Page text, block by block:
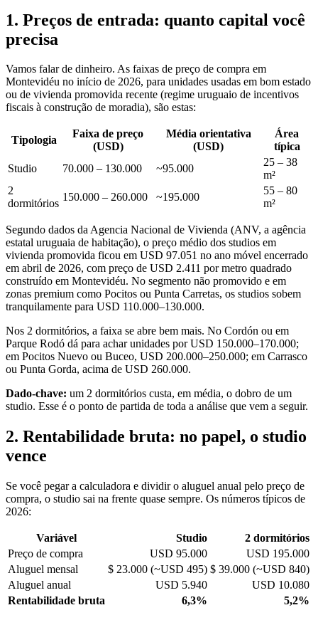
1. Preços de entrada: quanto capital você
precisa
Vamos falar de dinheiro. As faixas de preço de compra em
Montevidéu no início de 2026, para unidades usadas em bom estado
ou de vivienda promovida recente (regime uruguaio de incentivos
fiscais à construção de moradia), são estas:
Tipologia
Faixa de preço
(USD)
Média orientativa
(USD)
Área
típica
Studio
70.000 – 130.000 ~95.000
25 – 38
m²
2
dormitórios
150.000 – 260.000 ~195.000
55 – 80
m²
Segundo dados da Agencia Nacional de Vivienda (ANV, a agência
estatal uruguaia de habitação), o preço médio dos studios em
vivienda promovida ficou em USD 97.051 no ano móvel encerrado
em abril de 2026, com preço de USD 2.411 por metro quadrado
construído em Montevidéu. No segmento não promovido e em
zonas premium como Pocitos ou Punta Carretas, os studios sobem
tranquilamente para USD 110.000–130.000.
Nos 2 dormitórios, a faixa se abre bem mais. No Cordón ou em
Parque Rodó dá para achar unidades por USD 150.000–170.000;
em Pocitos Nuevo ou Buceo, USD 200.000–250.000; em Carrasco
ou Punta Gorda, acima de USD 260.000.
Dado-chave: um 2 dormitórios custa, em média, o dobro de um
studio. Esse é o ponto de partida de toda a análise que vem a seguir.
2. Rentabilidade bruta: no papel, o studio
vence
Se você pegar a calculadora e dividir o aluguel anual pelo preço de
compra, o studio sai na frente quase sempre. Os números típicos de
2026:
Variável Studio
2 dormitórios
Preço de compra
USD 95.000
USD 195.000
Aluguel mensal
$ 23.000 (~USD 495) $ 39.000 (~USD 840)
Aluguel anual
USD 5.940
USD 10.080
Rentabilidade bruta
6,3% 5,2%